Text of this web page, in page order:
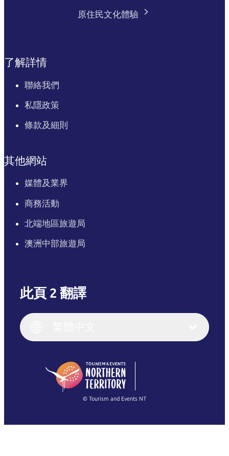
原住民文化體驗
了解詳情
聯絡我們
私隱政策
條款及細則
其他網站
媒體及業界
商務活動
北端地區旅遊局
澳洲中部旅遊局
此頁 2 翻譯
English (US)
English
(Singapore)
Français
繁體中文
© Tourism and Events NT